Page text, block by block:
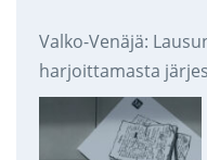
Valko-Venäjä:
harjoittamasta
takavarikoinnista ja